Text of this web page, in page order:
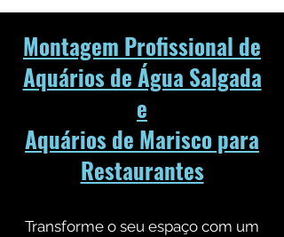
Montagem Profissional de
Aquários de Água Salgada
e
Aquários de Marisco para
Restaurantes
Transforme o seu espaço com um